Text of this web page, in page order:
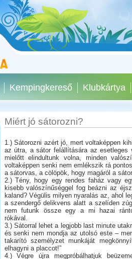
Kempingkereső Klubkártya
Miért jó sátorozni?
1.) Sátorozni azért jó, mert voltaképpen
az útra, a sátor felállítására az esetleges
mielőtt elindultunk volna, minden
voltaképpen senki nem emlékszik rá
a sátorvas, a cölöpök, hogy magáról a
2.) Tény, hogy egy rendes faház vagy
kisebb valószínűséggel fog beázni az
kaland? Végülis milyen nyaralás az, ahol
a szendergő delikvens alatt a szelíden
nem futunk össze egy a mi hazai
rókával.
3.) Sátorral lehet a legjobb last minute
és senki nem mondja az utolsó este –
takarító személyzet munkáját
elhagyni a placcot!”
4.) Végre újra megpróbálhatjuk